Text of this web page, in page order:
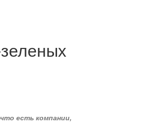
есть компании,